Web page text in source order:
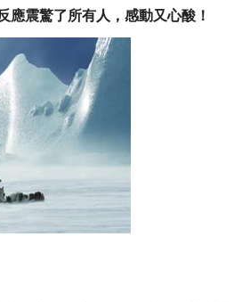
震驚了所有人，感動又心酸！